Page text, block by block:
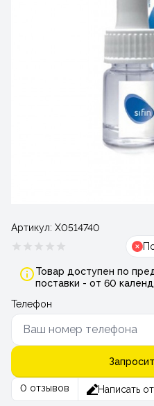
Артикул: Х0514740
Товар доступен по
поставки - от 60
Телефон
0 отзывов Написать